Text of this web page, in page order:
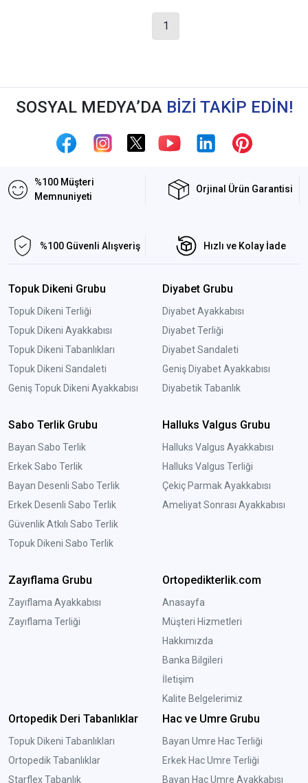
1
SOSYAL MEDYA’DA BİZİ TAKİP EDİN!
%100 Müşteri
Memnuniyeti
Orjinal Ürün Garantisi
%100 Güvenli Alışveriş Hızlı ve Kolay İade
Topuk Dikeni Grubu
Topuk Dikeni Terliği
Topuk Dikeni Ayakkabısı
Topuk Dikeni Tabanlıkları
Topuk Dikeni Sandaleti
Geniş Topuk Dikeni Ayakkabısı
Diyabet Grubu
Diyabet Ayakkabısı
Diyabet Terliği
Diyabet Sandaleti
Geniş Diyabet Ayakkabısı
Diyabetik Tabanlık
Sabo Terlik Grubu
Bayan Sabo Terlik
Erkek Sabo Terlik
Bayan Desenli Sabo Terlik
Erkek Desenli Sabo Terlik
Güvenlik Atkılı Sabo Terlik
Topuk Dikeni Sabo Terlik
Halluks Valgus Grubu
Halluks Valgus Ayakkabısı
Halluks Valgus Terliği
Çekiç Parmak Ayakkabısı
Ameliyat Sonrası Ayakkabısı
Zayıflama Grubu
Zayıflama Ayakkabısı
Zayıflama Terliği
Ortopedikterlik.com
Anasayfa
Müşteri Hizmetleri
Hakkımızda
Banka Bilgileri
İletişim
Kalite Belgelerimiz
Ortopedik Deri Tabanlıklar
Topuk Dikeni Tabanlıkları
Ortopedik Tabanlıklar
Starflex Tabanlık
Hac ve Umre Grubu
Bayan Umre Hac Terliği
Erkek Hac Umre Terliği
Bayan Hac Umre Ayakkabısı